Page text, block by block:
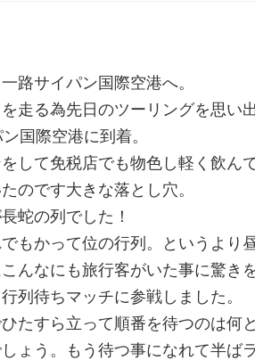
路サイパン国際空港へ。
走る為先日のツーリングを思い
国際空港に到着。
して免税店でも物色し軽く飲ん
のです大きな落とし穴。
蛇の列でした！
もかって位の行列。というより
んなにも旅行客がいた事に驚き
列待ちマッチに参戦しました。
たすら立って順番を待つのは何
ょう。もう待つ事になれて半ば